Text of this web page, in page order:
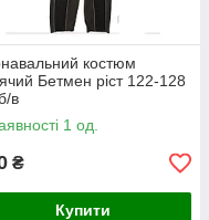
костюм
Бетмен ріст 122-128
в
1 од.
₴
Купити